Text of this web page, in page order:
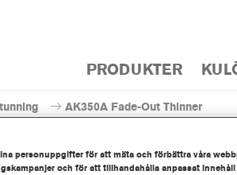
PRODUKTER
AK350A Fade-Out Thinner
personuppgifter för att mäta och förbättra våra
och för att tillhandahålla anpassat